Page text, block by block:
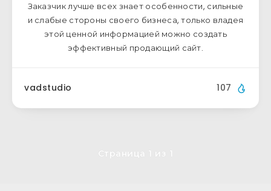
Заказчик лучше всех знает особенности, сильные
и слабые стороны своего бизнеса, только владея
этой ценной информацией можно создать
эффективный продающий сайт.
vadstudio 107
Страница 1 из 1